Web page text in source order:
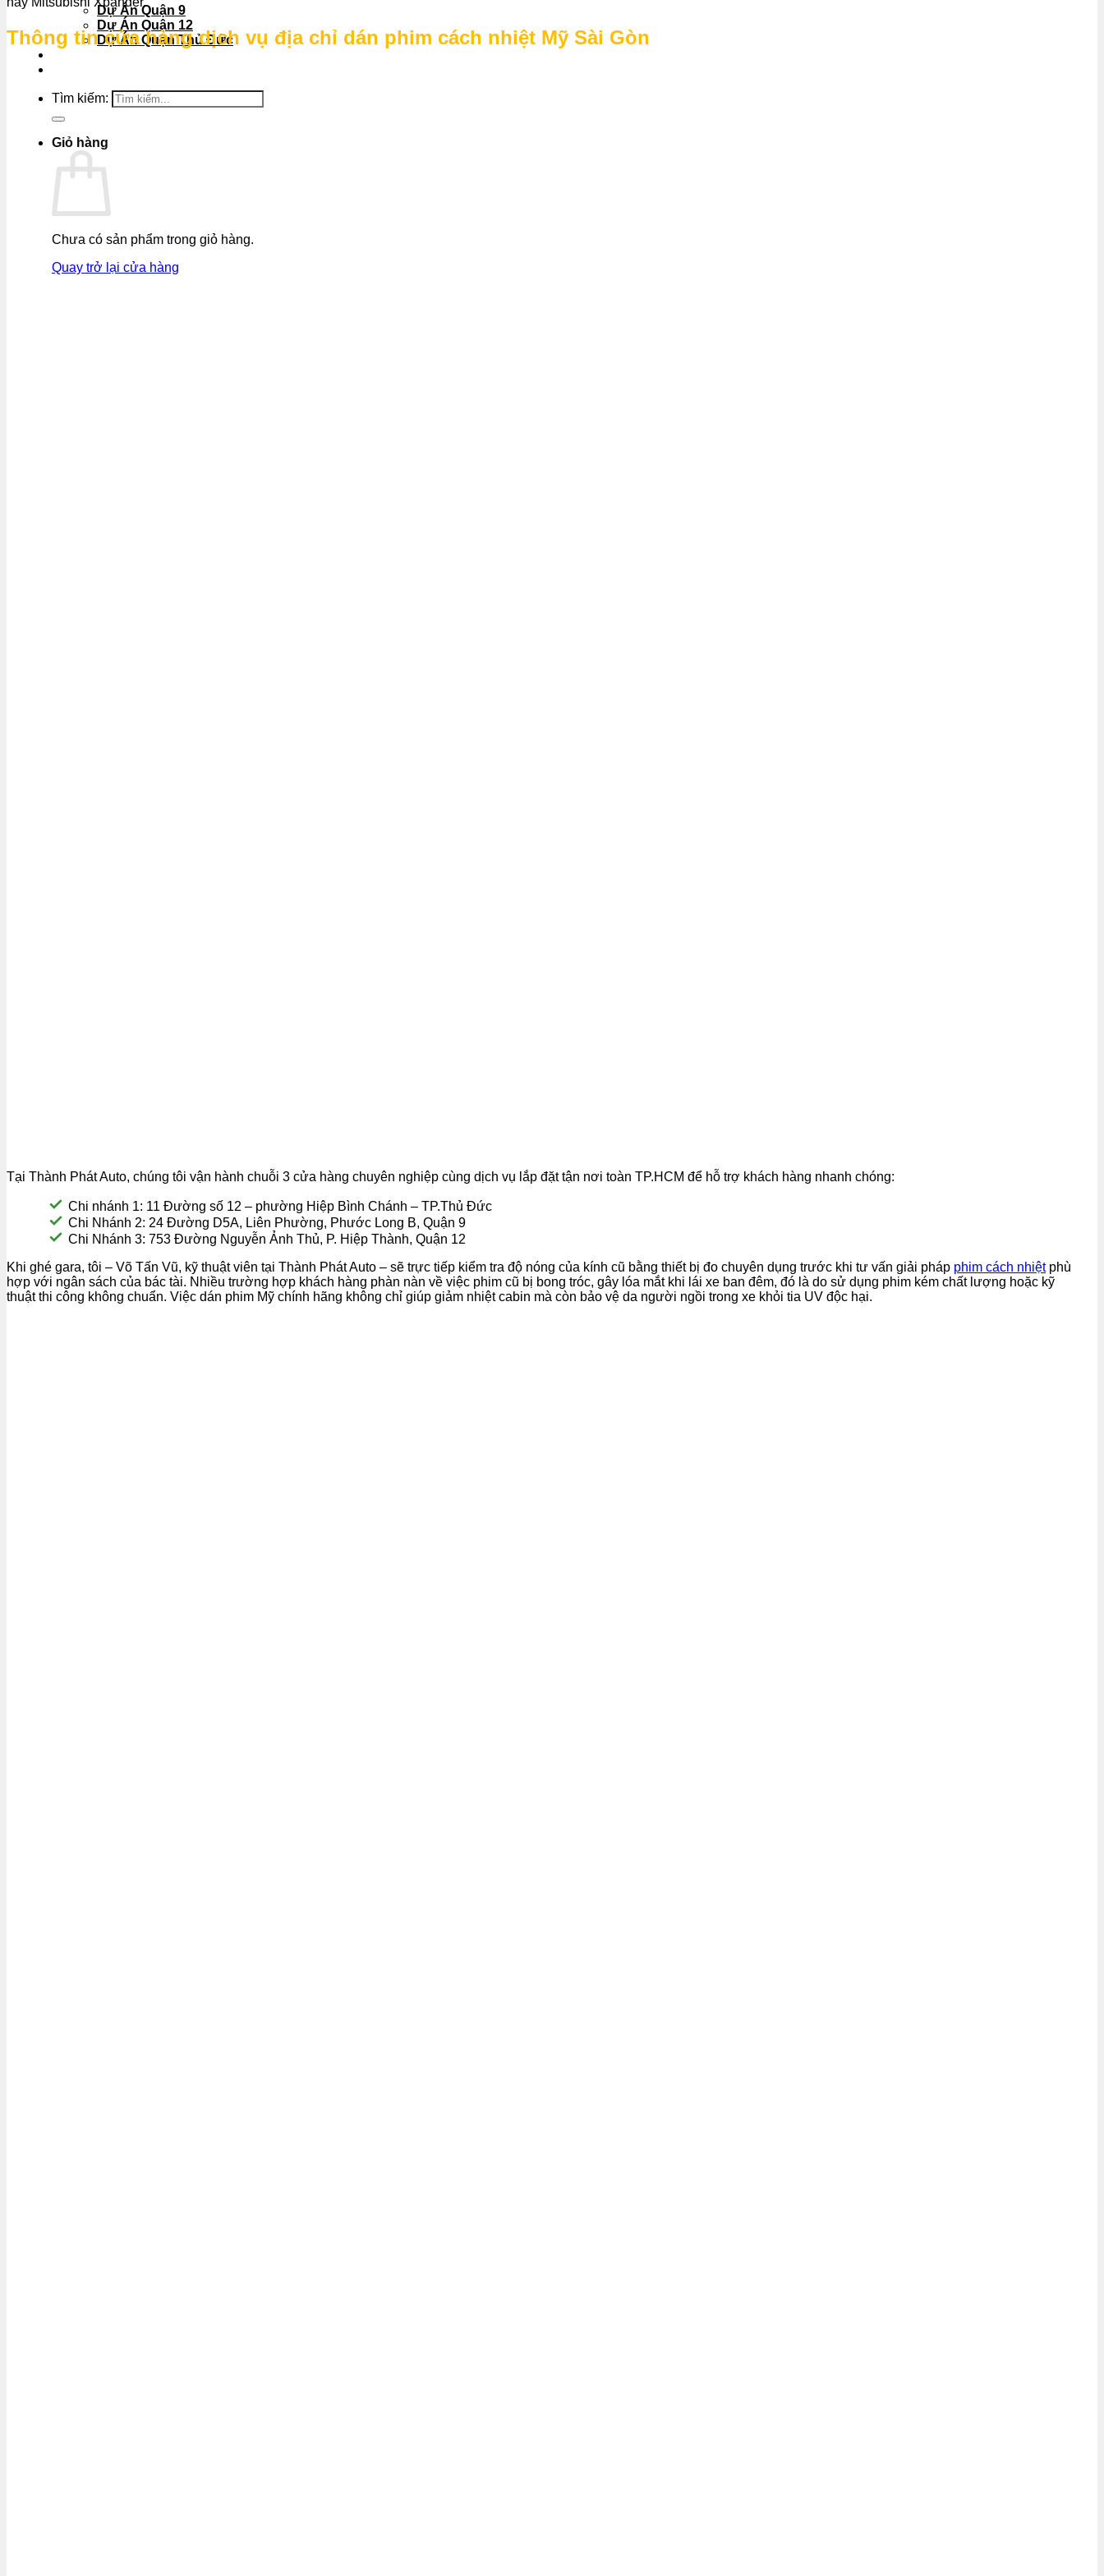
Dự Án Quận 9
Dự Án Quận 12
Dự Án Quận Thủ Đức
Tìm kiếm:
Giỏ hàng
Chưa có sản phẩm trong giỏ hàng.
Quay trở lại cửa hàng
Thông tin cửa hàng dịch vụ địa chỉ dán phim cách nhiệt Mỹ Sài Gòn
Tại Thành Phát Auto, chúng tôi vận hành chuỗi 3 cửa hàng chuyên nghiệp cùng dịch vụ lắp đặt tận nơi toàn TP.HCM để hỗ trợ khách hàng nhanh chóng:
Chi nhánh 1: 11 Đường số 12 – phường Hiệp Bình Chánh – TP.Thủ Đức
Chi Nhánh 2: 24 Đường D5A, Liên Phường, Phước Long B, Quận 9
Chi Nhánh 3: 753 Đường Nguyễn Ảnh Thủ, P. Hiệp Thành, Quận 12
Khi ghé gara, tôi – Võ Tấn Vũ, kỹ thuật viên tại Thành Phát Auto – sẽ trực tiếp kiểm tra độ nóng của kính cũ bằng thiết bị đo chuyên dụng trước khi tư vấn giải pháp phim cách nhiệtphù
hợp với ngân sách của bác tài. Nhiều trường hợp khách hàng phàn nàn về việc phim cũ bị bong tróc, gây lóa mắt khi lái xe ban đêm, đó là do sử dụng phim kém chất lượng hoặc kỹ
thuật thi công không chuẩn. Việc dán phim Mỹ chính hãng không chỉ giúp giảm nhiệt cabin mà còn bảo vệ da người ngồi trong xe khỏi tia UV độc hại.